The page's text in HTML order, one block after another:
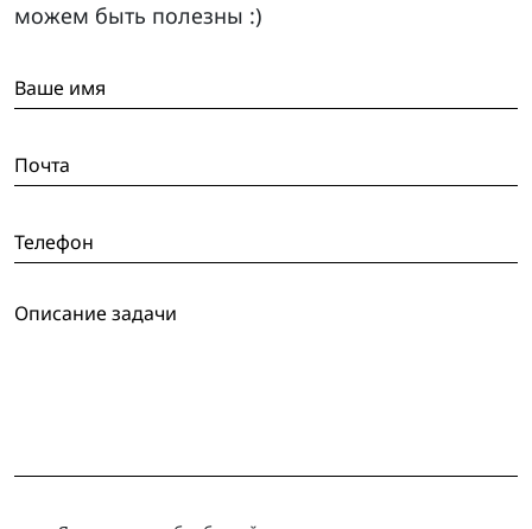
можем быть полезны :)